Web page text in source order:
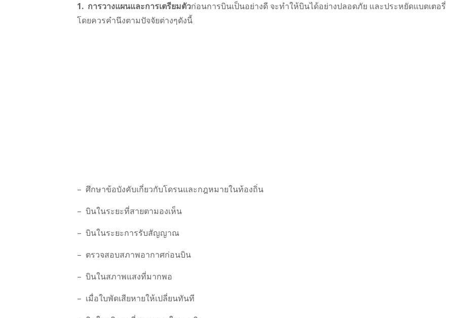
1. การวางแผนและการเตรียมตัวก่อนการบินเป็นอย่างดี จะทำให้บินได้อย่างปลอดภัย และประหยัดแบตเตอรี่
โดยควรคำนึงตามปัจจัยต่างๆดังนี้
– ศึกษาข้อบังคับเกี่ยวกับโดรนและกฎหมายในท้องถิ่น
– บินในระยะที่สายตามองเห็น
– บินในระยะการรับสัญญาณ
– ตรวจสอบสภาพอากาศก่อนบิน
– บินในสภาพแสงที่มากพอ
– เมื่อใบพัดเสียหายให้เปลี่ยนทันที